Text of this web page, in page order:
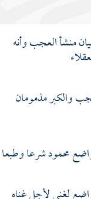
منشأ العجب وأنه
والكبر مذمومان
محمود شرعا وطبعا